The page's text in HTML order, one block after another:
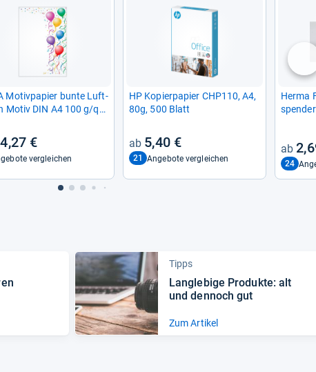
Motiv­pa­pier bunte Luft­
Motiv DIN A4 100 g/qm
€
vergleichen
HP Kopier­pa­pier CHP110, A4,
80g, 500 Blatt
5,40 €
21 Angebote vergleichen
Herma
spen­der
24
Tipps
Lang­le­bige Pro­dukte: alt
und den­noch gut
Zum Artikel